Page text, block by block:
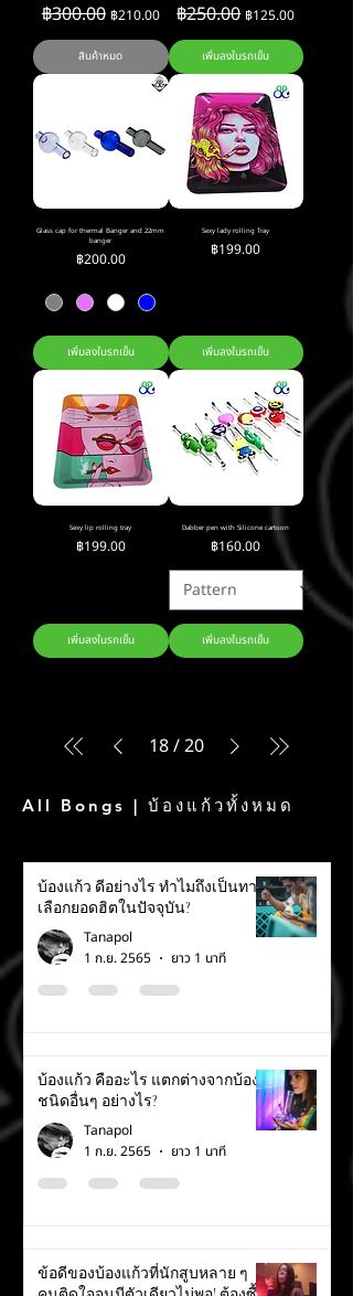
ราคาปกติ
฿300.00 ราคาขายลด
฿210.00
สินค้าหมด
ราคาปกติ
฿250.00 ราคาขายลด
฿125.00
เพิ่มลงในรถเข็น
Glass cap for thermal Banger and 22mm
banger
ราคา
฿200.00
เพิ่มลงในรถเข็น
Sexy lady rolling Tray
ราคา
฿199.00
เพิ่มลงในรถเข็น
Sexy lip rolling tray
ราคา
฿199.00
เพิ่มลงในรถเข็น
Dabber pen with Silicone cartoon
ราคา
฿160.00
เพิ่มลงในรถเข็น
18/20
All Bongs | บ้องแก้วทั้งหมด
บ้องแก้ว ดีอย่างไร ทำไมถึงเป็นทาง
เลือกยอดฮิตในปัจจุบัน?
Tanapol
1 ก.ย. 2565
ยาว 1 นาที
บ้องแก้ว คืออะไร แตกต่างจากบ้อง
ชนิดอื่นๆ อย่างไร?
Tanapol
1 ก.ย. 2565
ยาว 1 นาที
ข้อดีของบ้องแก้วที่นักสูบหลาย ๆ